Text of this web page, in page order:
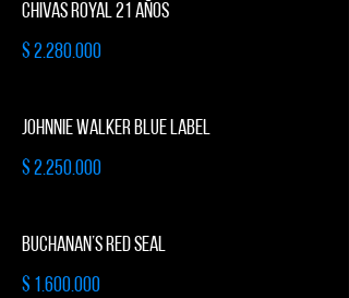
CHIVAS ROYAL 21 AÑOS
$ 2.280.000
JOHNNIE WALKER BLUE LABEL
$ 2.250.000
BUCHANAN’S RED SEAL
$ 1.600.000